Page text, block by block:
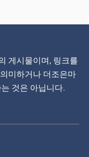
게시물이며, 링크를
미하거나 더조은마
것은 아닙니다.